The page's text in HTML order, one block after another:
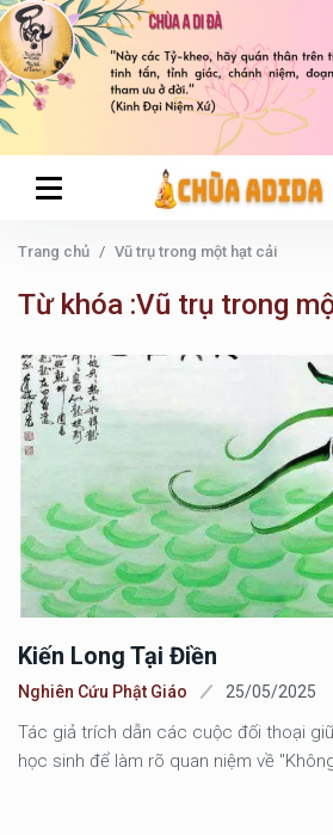
Trang chủ Vũ trụ trong một hạt cải
Từ khóa :Vũ trụ trong
Kiến Long Tại Điền
Nghiên Cứu Phật Giáo 25/05/2025
Tác giả trích dẫn các cuộc đối thoại
học sinh để làm rõ quan niệm về